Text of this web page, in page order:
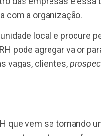
que cada vez
Ou seja, espera-
sustentável,
de repúdio ou
Afinal, de
ganham
na empresa,